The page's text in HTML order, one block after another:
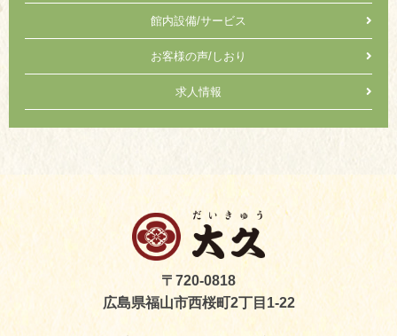
館内設備/サービス
お客様の声/しおり
求人情報
〒720-0818
広島県福山市西桜町2丁目1-22